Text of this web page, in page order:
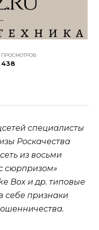
ПРОСМОТРОВ
438
специалисты
Роскачества
из восьми
сюрпризом»
Box и др. типовые
себе признаки